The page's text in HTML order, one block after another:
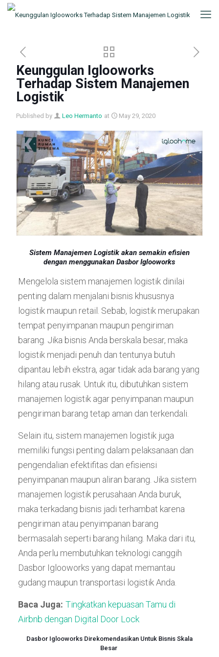
Keunggulan Iglooworks
Terhadap Sistem Manajemen
Logistik
Published by Leo Hermanto at May 29, 2020
Sistem Manajemen Logistik akan semakin efisien
dengan menggunakan Dasbor Iglooworks
Mengelola sistem manajemen logistik dinilai
penting dalam menjalani bisnis khususnya
logistik maupun retail. Sebab, logistik merupakan
tempat penyimpanan maupun pengiriman
barang. Jika bisnis Anda berskala besar, maka
logistik menjadi penuh dan tentunya butuh
dipantau lebih ekstra, agar tidak ada barang yang
hilang atau rusak. Untuk itu, dibutuhkan sistem
manajemen logistik agar penyimpanan maupun
pengiriman barang tetap aman dan terkendali.
Selain itu, sistem manajemen logistik juga
memiliki fungsi penting dalam pelaksanaan dan
pengendalian efektifitas dan efisiensi
penyimpanan maupun aliran barang. Jika sistem
manajemen logistik perusahaan Anda buruk,
maka terkadang bisnis jadi terhambat karena
pengiriman atau penyimpanan barang
bermasalah seperti barang hilang. Maka dari itu,
Anda perlu membutuhkan teknologi canggih
Dasbor Iglooworks yang dapat memantau
gudang maupun transportasi logistik Anda.
Baca Juga: Tingkatkan kepuasan Tamu di
Airbnb dengan Digital Door Lock
Dasbor Iglooworks Direkomendasikan Untuk Bisnis Skala
Besar